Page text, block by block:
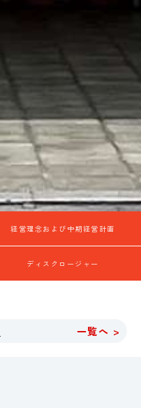
経営理念および中期経営計画
ディスクロージャー
一覧へ >